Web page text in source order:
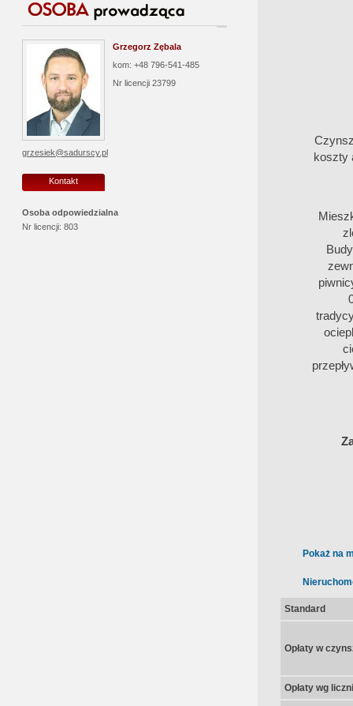
Grzegorz Zębala
kom: +48 796-541-485
Nr licencji 23799
grzesiek@sadurscy.pl
Kontakt
Osoba odpowiedzialna
Nr licencji: 803
koszty
Pokaż na
Standard
Opłaty w
Opłaty wg